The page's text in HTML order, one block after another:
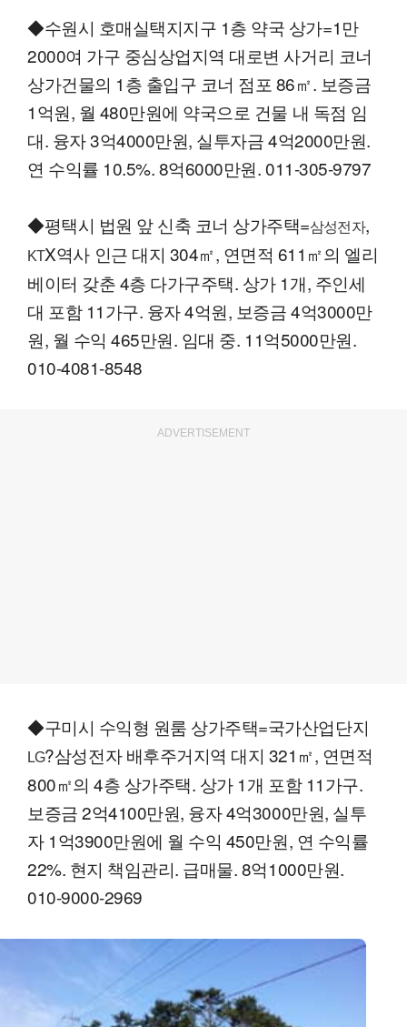
◆수원시 호매실택지지구 1층 약국 상가=1만
2000여 가구 중심상업지역 대로변 사거리 코너
상가건물의 1층 출입구 코너 점포 86㎡. 보증금
1억원, 월 480만원에 약국으로 건물 내 독점 임
대. 융자 3억4000만원, 실투자금 4억2000만원.
연 수익률 10.5%. 8억6000만원. 011-305-9797
◆평택시 법원 앞 신축 코너 상가주택=삼성전자,
KTX역사 인근 대지 304㎡, 연면적 611㎡의 엘리
베이터 갖춘 4층 다가구주택. 상가 1개, 주인세
대 포함 11가구. 융자 4억원, 보증금 4억3000만
원, 월 수익 465만원. 임대 중. 11억5000만원.
010-4081-8548
ADVERTISEMENT
◆구미시 수익형 원룸 상가주택=국가산업단지
LG?삼성전자 배후주거지역 대지 321㎡, 연면적
800㎡의 4층 상가주택. 상가 1개 포함 11가구.
보증금 2억4100만원, 융자 4억3000만원, 실투
자 1억3900만원에 월 수익 450만원, 연 수익률
22%. 현지 책임관리. 급매물. 8억1000만원.
010-9000-2969